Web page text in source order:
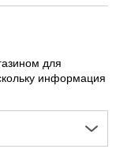
для
информация